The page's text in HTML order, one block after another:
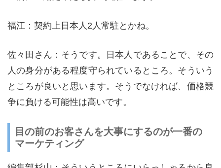
福江：契約上日本人2人常駐とかね。
佐々田さん：そうです。日本人であることで、その
人の身分がある程度守られているところ。そういう
ところが良いと思います。そうでなければ、価格競
争に負ける可能性は高いです。
目の前のお客さんを大事にするのが一番の
マーケティング